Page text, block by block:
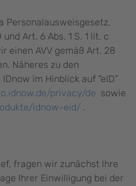
Personalausweisgesetz,
und Art. 6 Abs. 1 S. 1 lit. c
einen AVV gemäß Art. 28
Näheres zu den
im Hinblick auf "eID”
privacy/de sowie
idnow-eid/ .
fragen wir zunächst Ihre
Ihrer Einwilligung bei der